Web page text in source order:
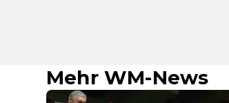
Mehr WM-News